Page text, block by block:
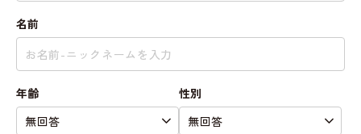
名前
年齢 性別